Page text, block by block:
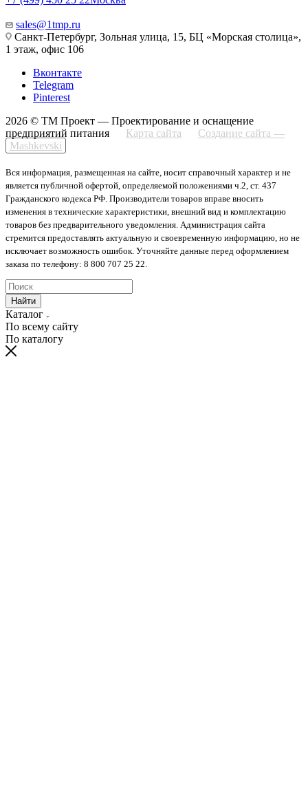
sales@1tmp.ru
Санкт-Петербург, Зольная улица, 15, БЦ «Морская столица»,
1 этаж, офис 106
Вконтакте
Telegram
Pinterest
2026 © ТМ Проект — Проектирование и оснащение
предприятий питания
Карта сайта
Создание сайта —
Mashkevski
Вся информация, размещенная на сайте, носит справочный характер и не
является публичной офертой, определяемой положениями ч.2, ст. 437
Гражданского кодекса РФ. Производители товаров вправе вносить
изменения в технические характеристики, внешний вид и комплектацию
товаров без предварительного уведомления. Администрация сайта
стремится предоставлять актуальную и своевременную информацию, но не
исключает возможность ошибок. Уточняйте данные перед оформлением
заказа по телефону: 8 800 707 25 22.
Найти
Каталог
По всему сайту
По каталогу